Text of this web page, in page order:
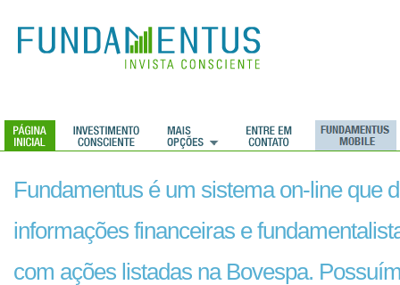
Fundamentus é um sistema on-line que
informações financeiras e
com ações listadas na Bovespa.